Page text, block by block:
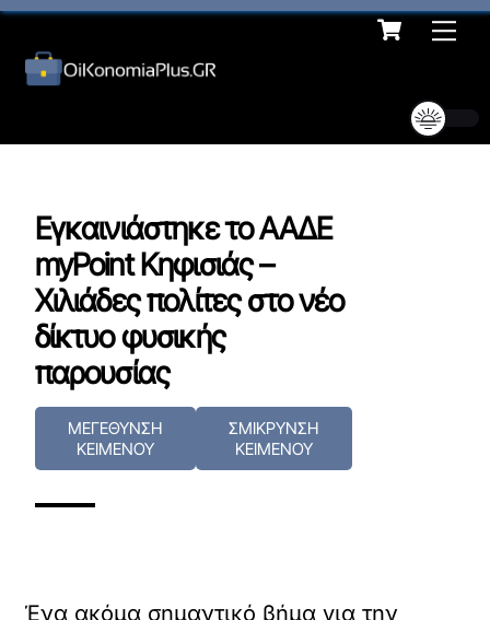
Skip
content
Cart
Εγκαινιάστηκε το ΑΑΔΕ
myPoint Κηφισιάς –
Χιλιάδες πολίτες στο νέο
δίκτυο φυσικής
παρουσίας
ΜΕΓΕΘΥΝΣΗ
ΚΕΙΜΕΝΟΥ
ΣΜΙΚΡΥΝΣΗ
ΚΕΙΜΕΝΟΥ
Ένα ακόμα σημαντικό βήμα για την